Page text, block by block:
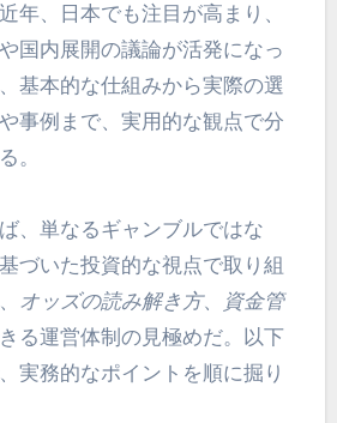
年、日本でも注目が高まり、
国内展開の議論が活発になっ
基本的な仕組みから実際の選
事例まで、実用的な観点で分
。
、単なるギャンブルではな
づいた投資的な視点で取り組
オッズの読み解き方、
資金管
る運営体制の見極めだ。以下
実務的なポイントを順に掘り